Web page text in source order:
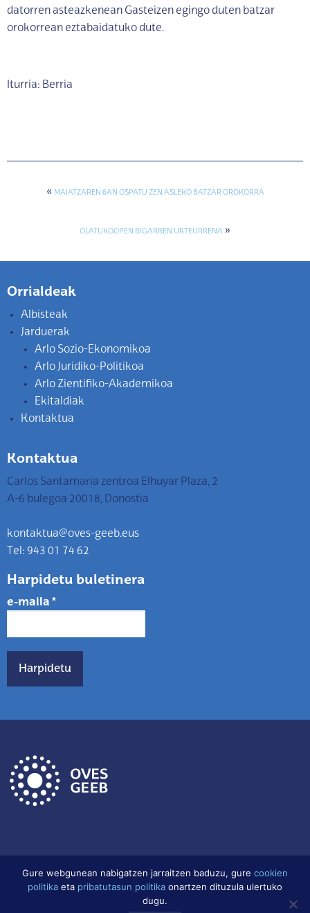
datorren asteazkenean Gasteizen egingo duten batzar
orokorrean eztabaidatuko dute.
Iturria: Berria
« MAIATZAREN 6AN OSPATU ZEN ASLEKO BATZAR OROKORRA
OLATUKOOPEN BIGARREN URTEURRENA »
Orrialdeak
Albisteak
Jarduerak
Arlo Sozio-Ekonomikoa
Arlo Juridiko-Politikoa
Arlo Zientifiko-Akademikoa
Ekitaldiak
Kontaktua
Kontaktua
Carlos Santamaria zentroa Elhuyar Plaza, 2
A-6 bulegoa 20018, Donostia
kontaktua@oves-geeb.eus
Tel: 943 01 74 62
Harpidetu buletinera
e-maila *
Datu babes politika Cookien Politika
Gure webgunean nabigatzen jarraitzen baduzu, gure cookien
politika eta pribatutasun politika onartzen dituzula ulertuko
dugu.